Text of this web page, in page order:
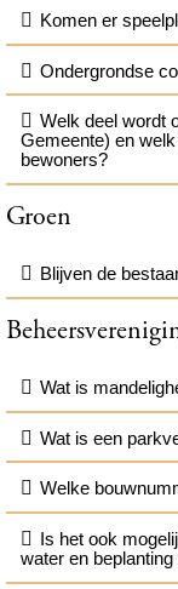
Komen er
Ondergrondse
Welk deel wordt
Gemeente) en
bewoners?
Groen
Blijven de
Wat is
Wat is een
Welke
Is het ook
water en beplanting